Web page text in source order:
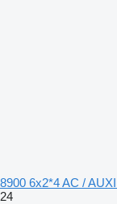
8900 6x2*4 AC /
24